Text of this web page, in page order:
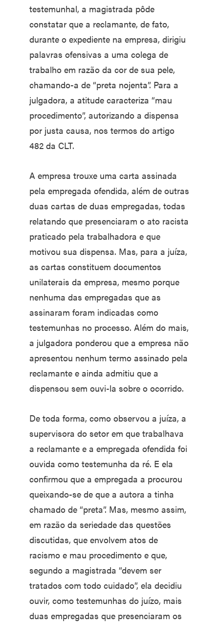
testemunhal, a magistrada pôde
constatar que a reclamante, de fato,
durante o expediente na empresa, dirigiu
palavras ofensivas a uma colega de
trabalho em razão da cor de sua pele,
chamando-a de “preta nojenta”. Para a
julgadora, a atitude caracteriza “mau
procedimento”, autorizando a dispensa
por justa causa, nos termos do artigo
482 da CLT.
A empresa trouxe uma carta assinada
pela empregada ofendida, além de outras
duas cartas de duas empregadas, todas
relatando que presenciaram o ato racista
praticado pela trabalhadora e que
motivou sua dispensa. Mas, para a juíza,
as cartas constituem documentos
unilaterais da empresa, mesmo porque
nenhuma das empregadas que as
assinaram foram indicadas como
testemunhas no processo. Além do mais,
a julgadora ponderou que a empresa não
apresentou nenhum termo assinado pela
reclamante e ainda admitiu que a
dispensou sem ouvi-la sobre o ocorrido.
De toda forma, como observou a juíza, a
supervisora do setor em que trabalhava
a reclamante e a empregada ofendida foi
ouvida como testemunha da ré. E ela
confirmou que a empregada a procurou
queixando-se de que a autora a tinha
chamado de “preta”. Mas, mesmo assim,
em razão da seriedade das questões
discutidas, que envolvem atos de
racismo e mau procedimento e que,
segundo a magistrada “devem ser
tratados com todo cuidado”, ela decidiu
ouvir, como testemunhas do juízo, mais
duas empregadas que presenciaram os